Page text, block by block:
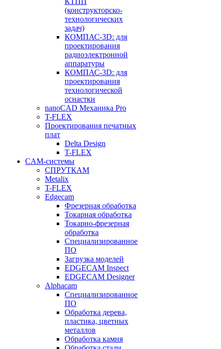
(конструкторско-
технологических
задач)
КОМПАС-3D: для
проектирования
радиоэлектронной
аппаратуры
КОМПАС-3D: для
проектирования
технологической
оснастки
nanoCAD Механика Pro
T-FLEX
Проектирования печатных
плат
Delta Design
T-FLEX
CAM-системы
СПРУТКAM
Metalix
T-FLEX
Edgecam
Фрезерная обработка
Токарная обработка
Токарно-фрезерная
обработка
Специализированное
ПО
Загрузка моделей
EDGECAM Inspect
EDGECAM Designer
Alphacam
Специализированное
ПО
Обработка дерева,
пластика, цветных
металлов
Обработка камня